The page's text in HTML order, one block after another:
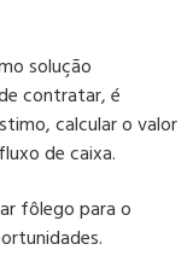
solução
contratar, é
calcular o valor
de caixa.
fôlego para o